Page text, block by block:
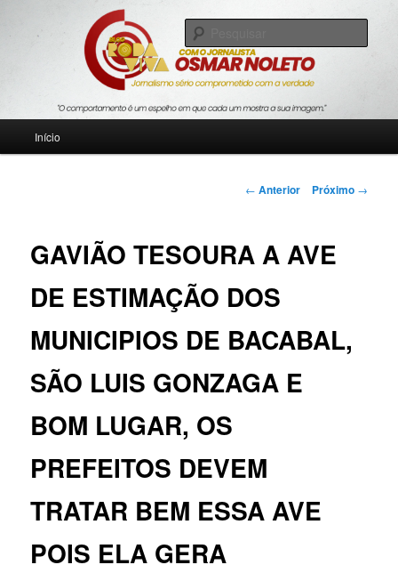
Blog Roda Viva
Jornalismo sério comprometido com a verdade
Início
Navegação
← Anterior Próximo →
GAVIÃO TESOURA A AVE
DE ESTIMAÇÃO DOS
MUNICIPIOS DE BACABAL,
SÃO LUIS GONZAGA E
BOM LUGAR, OS
PREFEITOS DEVEM
TRATAR BEM ESSA AVE
POIS ELA GERA